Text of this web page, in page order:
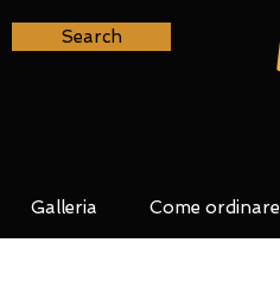
Search
Galleria Come ordinare